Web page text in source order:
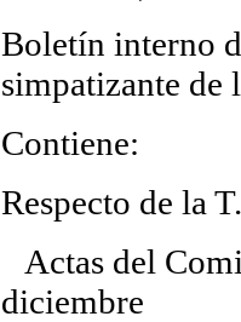
Boletín interno
simpatizante de
Contiene:
Respecto de la
Actas del
diciembre